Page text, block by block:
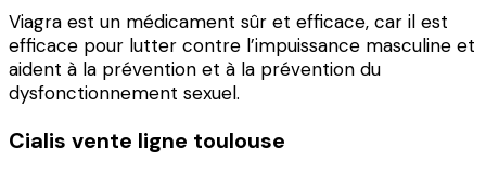
Viagra est un médicament sûr et efficace, car il est
efficace pour lutter contre l’impuissance masculine et
aident à la prévention et à la prévention du
dysfonctionnement sexuel.
Cialis vente ligne toulouse